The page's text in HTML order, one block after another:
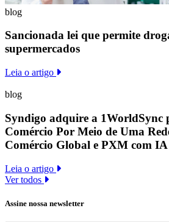
blog
Sancionada lei que permite
supermercados
Leia o artigo
blog
Syndigo adquire a 1WorldSync
Comércio Por Meio de Uma
Comércio Global e PXM com IA
Leia o artigo
Ver todos
Assine nossa newsletter